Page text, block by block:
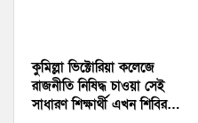
কুমিল্লা ভিক্টোরিয়া কলেজে
রাজনীতি নিষিদ্ধ চাওয়া সেই
সাধারণ শিক্ষার্থী এখন শিবির…